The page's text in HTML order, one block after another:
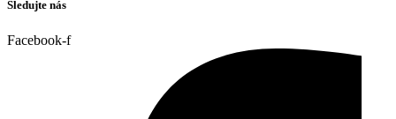
Sledujte nás
Facebook-f